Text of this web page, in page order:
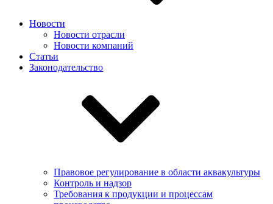
Новости
Новости отрасли
Новости компаний
Статьи
Законодательство
Правовое регулирование в области аквакультуры
Контроль и надзор
Требования к продукции и процессам